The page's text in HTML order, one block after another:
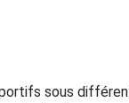
sous